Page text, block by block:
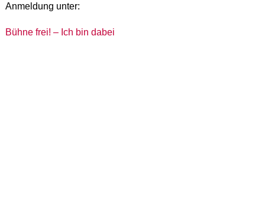
Anmeldung unter:
Bühne frei! – Ich bin dabei